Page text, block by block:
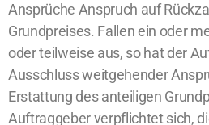
Ansprüche Anspruch auf
Grundpreises. Fallen ein oder
oder teilweise aus, so hat der
Ausschluss weitgehender
Erstattung des anteiligen
Auftraggeber verpflichtet sich,